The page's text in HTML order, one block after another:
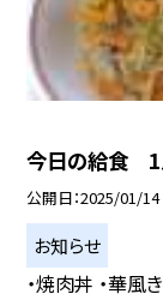
今日の給食
公開日 2025/01/14
お知らせ
・焼肉丼 ・華風